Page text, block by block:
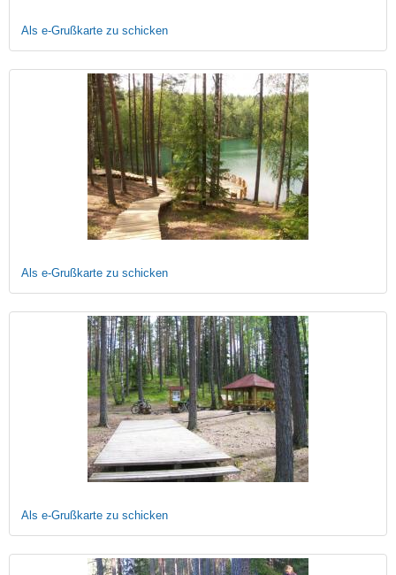
Als e-Grußkarte zu schicken
Als e-Grußkarte zu schicken
Als e-Grußkarte zu schicken